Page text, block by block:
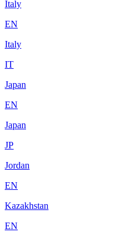
Italy
EN
Italy
IT
Japan
EN
Japan
JP
Jordan
EN
Kazakhstan
EN